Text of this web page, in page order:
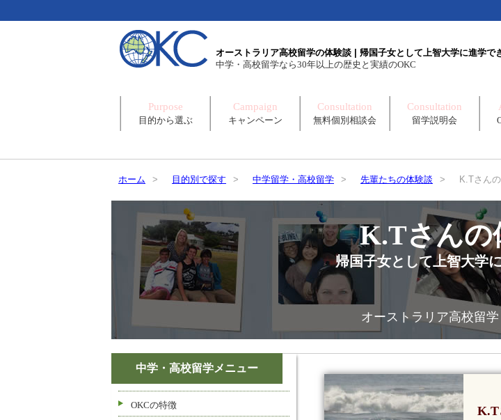
オーストラリア高校留学の体験談 | 帰国子女として上智大学に進学で
中学・高校留学なら30年以上の歴史と実績のOKC
Purpose
目的から選ぶ
Campaign
キャンペーン
Consultation
無料個別相談会
Consultation
留学説明会
ホーム > 目的別で探す > 中学留学・高校留学 > 先輩たちの体験談 > K.Tさん
K.Tさんの
帰国子女として上智大学
オーストラリア高校留
中学・高校留学メニュー
OKCの特徴 K.T